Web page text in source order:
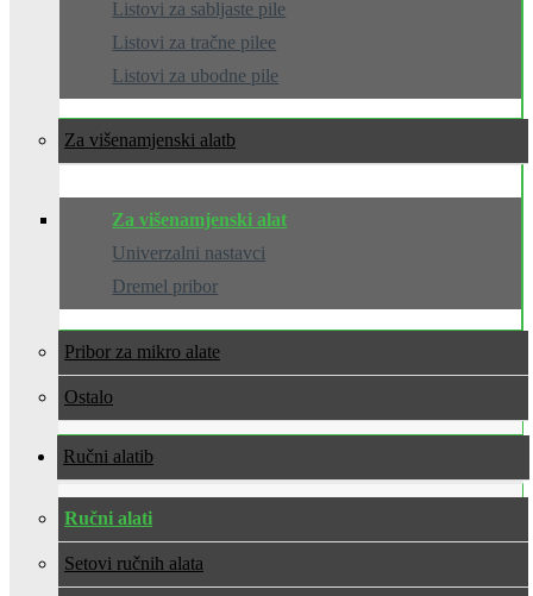
Listovi za sabljaste pile
Listovi za tračne pilee
Listovi za ubodne pile
Za višenamjenski alat
Za višenamjenski alat
Univerzalni nastavci
Dremel pribor
Pribor za mikro alate
Ostalo
Ručni alati
Ručni alati
Setovi ručnih alata